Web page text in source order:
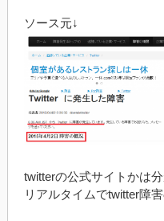
ソース元↓
twitterの公式サイトかは
リアルタイムでtwitter障